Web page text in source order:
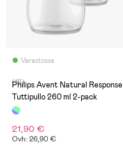
Varastossa
(19)
Philips Avent Natural Response
Tuttipullo 260 ml 2-pack
21,90 €
Ovh: 26,90 €